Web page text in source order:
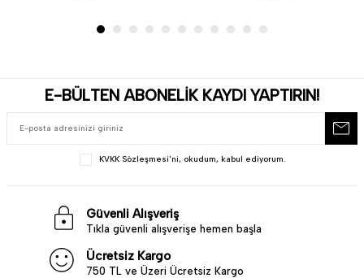
E-BÜLTEN ABONELİK KAYDI YAPTIRIN!
KVKK Sözleşmesi'ni, okudum, kabul ediyorum.
Güvenli Alışveriş
Tıkla güvenli alışverişe hemen başla
Ücretsiz Kargo
750 TL ve Üzeri Ücretsiz Kargo